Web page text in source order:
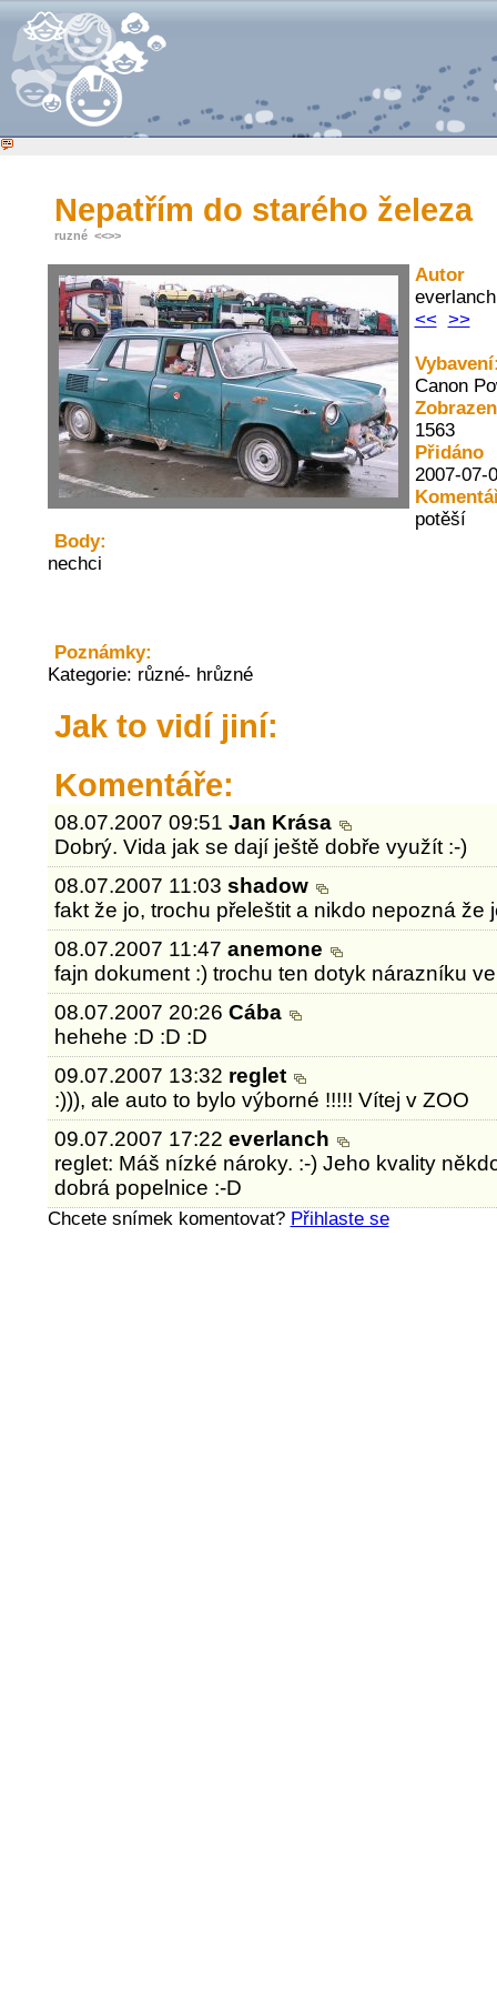
Nepatřím do starého železa
ruzné <<>>
Autor
<< >>
Canon
1563
Přidáno
2007-07-
potěší
Body:
nechci
Poznámky:
Kategorie: různé- hrůzné
Jak to vidí jiní:
Komentáře:
08.07.2007 09:51Jan Krása
Dobrý. Vida jak se dají ještě dobře využít :-)
08.07.2007 11:03shadow
fakt že jo, trochu přeleštit a nikdo nepozná že
08.07.2007 11:47anemone
fajn dokument :) trochu ten dotyk nárazníku
08.07.2007 20:26Cába
hehehe :D :D :D
09.07.2007 13:32 reglet
:))), ale auto to bylo výborné !!!!! Vítej v ZOO
09.07.2007 17:22everlanch
reglet: Máš nízké nároky. :-) Jeho kvality
dobrá popelnice :-D
Chcete snímek komentovat? Přihlaste se